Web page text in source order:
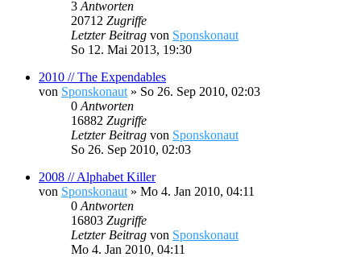
3 Antworten
20712 Zugriffe
Letzter Beitrag von Sponskonaut
So 12. Mai 2013, 19:30
2010 // The Expendables
von Sponskonaut » So 26. Sep 2010, 02:03
0 Antworten
16882 Zugriffe
Letzter Beitrag von Sponskonaut
So 26. Sep 2010, 02:03
2008 // Alphabet Killer
von Sponskonaut » Mo 4. Jan 2010, 04:11
0 Antworten
16803 Zugriffe
Letzter Beitrag von Sponskonaut
Mo 4. Jan 2010, 04:11